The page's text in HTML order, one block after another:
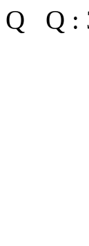
Q Q :